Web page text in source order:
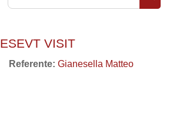
ESEVT VISIT
Referente: Gianesella Matteo